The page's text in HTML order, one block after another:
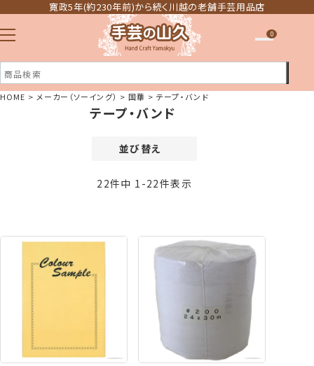
寛政5年(約230年前)から続く川越の老舗手芸用品店
注文履歴
0
HOME メーカー（ソーイング） 国華 テープ・バンド
テープ・バンド
並び替え
価格が高い順
おすすめ順
レビュー順
22件中 1 -22件表示